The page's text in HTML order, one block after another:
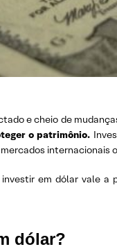
e cheio de
o patrimônio.
em dólar vale a
dólar?